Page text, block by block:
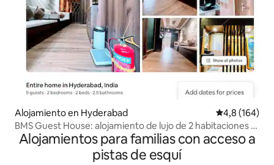
Alojamiento en Hyderabad Calificación
4,8 (164)
BMS Guest House: alojamiento de lujo de 2 habitaciones y
cocina en Hyderabad
Alojamientos para familias con acceso a
pistas de esquí